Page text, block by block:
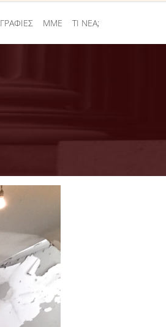
ΜΜΕ ΤΙ ΝΕΑ;